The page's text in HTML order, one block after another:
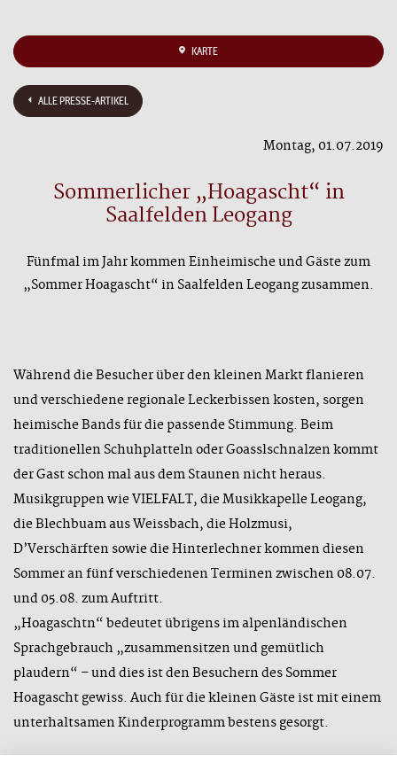
KARTE
ALLE PRESSE-ARTIKEL
Montag, 01.07.2019
Sommerlicher „Hoagascht“ in
Saalfelden Leogang
Fünfmal im Jahr kommen Einheimische und Gäste zum
„Sommer Hoagascht“ in Saalfelden Leogang zusammen.
Während die Besucher über den kleinen Markt flanieren
und verschiedene regionale Leckerbissen kosten, sorgen
heimische Bands für die passende Stimmung. Beim
traditionellen Schuhplatteln oder Goasslschnalzen kommt
der Gast schon mal aus dem Staunen nicht heraus.
Musikgruppen wie VIELFALT, die Musikkapelle Leogang,
die Blechbuam aus Weissbach, die Holzmusi,
D’Verschärften sowie die Hinterlechner kommen diesen
Sommer an fünf verschiedenen Terminen zwischen 08.07.
und 05.08. zum Auftritt.
„Hoagaschtn“ bedeutet übrigens im alpenländischen
Sprachgebrauch „zusammensitzen und gemütlich
plaudern“ – und dies ist den Besuchern des Sommer
Hoagascht gewiss. Auch für die kleinen Gäste ist mit einem
unterhaltsamen Kinderprogramm bestens gesorgt.